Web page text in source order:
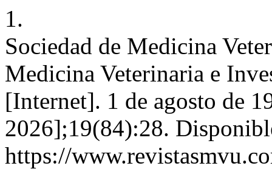
1.
Sociedad de Medicina
Medicina Veterinaria e
[Internet]. 1 de agosto de
2026];19(84):28.
https://